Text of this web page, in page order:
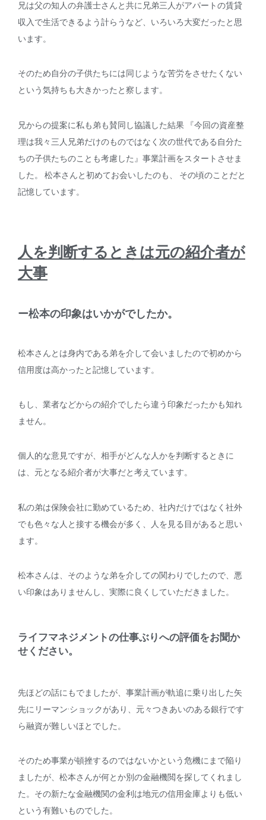
兄は父の知人の弁護士さんと共に兄弟三人がアパートの賃貸
収入で生活できるよう計らうなど、いろいろ大変だったと思
います。
そのため自分の子供たちには同じような苦労をさせたくない
という気持ちも大きかったと察します。
兄からの提案に私も弟も賛同し協議した結果 『今回の資産整
理は我々三人兄弟だけのものではなく次の世代である自分た
ちの子供たちのことも考慮した』事業計画をスタートさせま
した。 松本さんと初めてお会いしたのも、 その頃のことだと
記憶しています。
人を判断するときは元の紹介者が
大事
ー松本の印象はいかがでしたか。
松本さんとは身内である弟を介して会いましたので初めから
信用度は高かったと記憶しています。
もし、業者などからの紹介でしたら違う印象だったかも知れ
ません。
個人的な意見ですが、相手がどんな人かを判断するときに
は、元となる紹介者が大事だと考えています。
私の弟は保険会社に勤めているため、社内だけではなく社外
でも色々な人と接する機会が多く、人を見る目があると思い
ます。
松本さんは、そのような弟を介しての関わりでしたので、悪
い印象はありませんし、実際に良くしていただきました。
ライフマネジメントの仕事ぶりへの評価をお聞か
せください。
先ほどの話にもでましたが、事業計画が軌追に乗り出した矢
先にリーマン·ショックがあり、元々つきあいのある銀行です
ら融資が難しいほとでした。
そのため事業が頓挫するのではないかという危機にまで陥り
ましたが、松本さんが何とか別の金融機閲を探してくれまし
た。その新たな金融機関の金利は地元の信用金庫よりも低い
という有難いものでした。